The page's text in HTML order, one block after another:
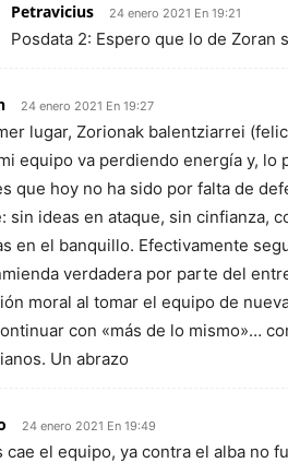
Petravicius 24 enero 2021 En 19:21
Posdata 2: Espero que lo de Zoran
24 enero 2021 En 19:27
lugar, Zorionak balentziarrei
equipo va perdiendo energía y, lo
que hoy no ha sido por falta de
sin ideas en ataque, sin cinfianza,
en el banquillo. Efectivamente
verdadera por parte del
moral al tomar el equipo de
con «más de lo mismo»…
Un abrazo
24 enero 2021 En 19:49
cae el equipo, ya contra el alba no